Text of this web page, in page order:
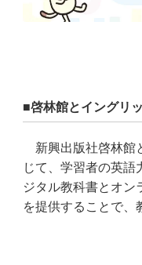
■啓林館とイングリ
新興出版社啓林館
じて、学習者の英
ジタル教科書とオン
を提供することで、